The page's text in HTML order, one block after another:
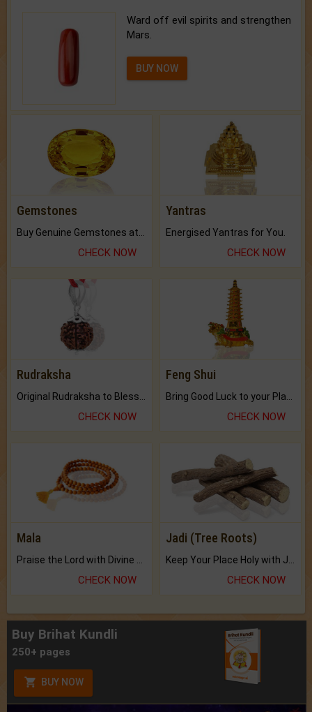
Ward off evil spirits and strengthen
Mars.
BUY NOW
Gemstones
CHECK NOW
Yantras
Energised Yantras for You.
CHECK NOW
Rudraksha
CHECK NOW
Feng Shui
CHECK NOW
Mala
Praise the Lord with Divine Energies of Mala.
CHECK NOW
Jadi (Tree Roots)
Keep Your Place Holy with Jadi.
CHECK NOW
Buy Brihat Kundli
250+ pages
BUY NOW